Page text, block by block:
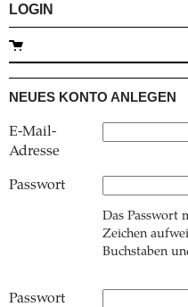
LOGIN
NEUES KONTO ANLEGEN
E-Mail-
Adresse
Passwort
Das Passwort
Zeichen
Buchstaben
Passwort